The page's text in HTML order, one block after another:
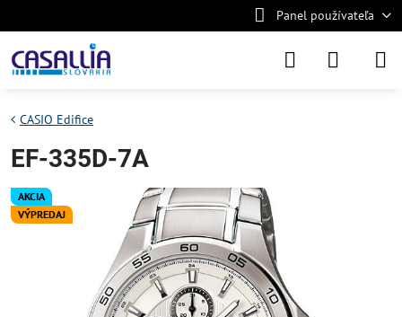
Panel používateľa
AKCIA
VÝPREDAJ
CASIO Edifice
EF-335D-7A